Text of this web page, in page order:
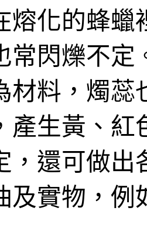
熔化的蜂蠟
常閃爍不定
材料，燭
產生黃、紅
，還可做出
及實物，